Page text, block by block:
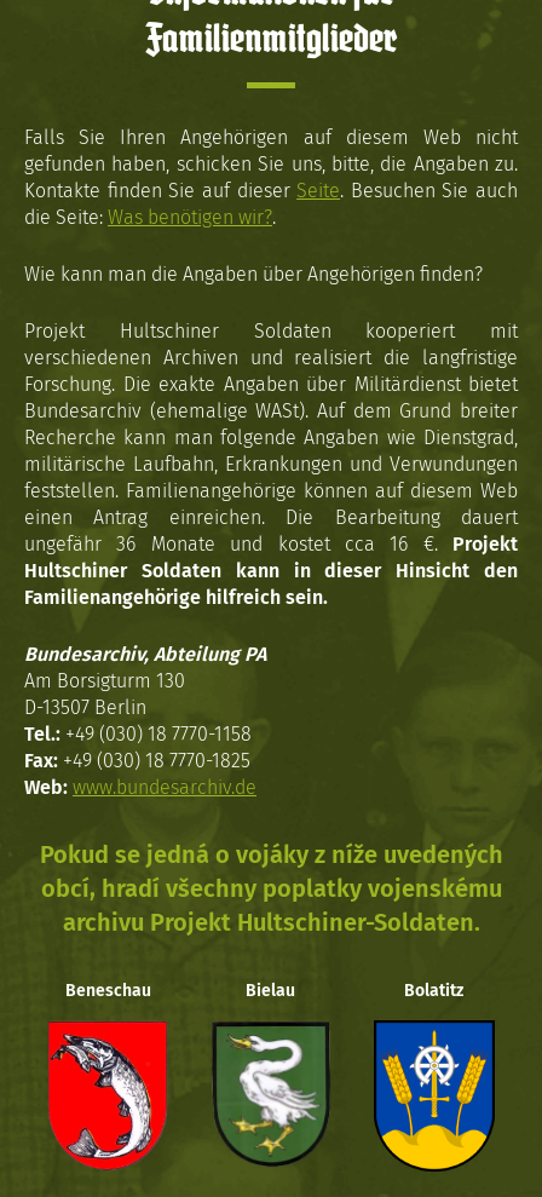
Familienmitglieder
Falls Sie Ihren Angehörigen auf diesem Web nicht
gefunden haben, schicken Sie uns, bitte, die Angaben zu.
Kontakte finden Sie auf dieser Seite. Besuchen Sie auch
die Seite: Was benötigen wir?.
Wie kann man die Angaben über Angehörigen finden?
Projekt Hultschiner Soldaten kooperiert mit
verschiedenen Archiven und realisiert die langfristige
Forschung. Die exakte Angaben über Militärdienst bietet
Bundesarchiv (ehemalige WASt). Auf dem Grund breiter
Recherche kann man folgende Angaben wie Dienstgrad,
militärische Laufbahn, Erkrankungen und Verwundungen
feststellen. Familienangehörige können auf diesem Web
einen Antrag einreichen. Die Bearbeitung dauert
ungefähr 36 Monate und kostet cca 16 €. Projekt
Hultschiner Soldaten kann in dieser Hinsicht den
Familienangehörige hilfreich sein.
Bundesarchiv, Abteilung PA
Am Borsigturm 130
D-13507 Berlin
Tel.: +49 (030) 18 7770-1158
Fax: +49 (030) 18 7770-1825
Web: www.bundesarchiv.de
Pokud se jedná o vojáky z níže uvedených
obcí, hradí všechny poplatky vojenskému
archivu Projekt Hultschiner-Soldaten.
Beneschau Bielau Bolatitz